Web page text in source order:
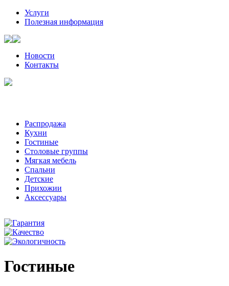
Услуги
Полезная информация
Новости
Контакты
Распродажа
Кухни
Гостиные
Столовые группы
Мягкая мебель
Спальни
Детские
Прихожии
Аксессуары
Гостиные